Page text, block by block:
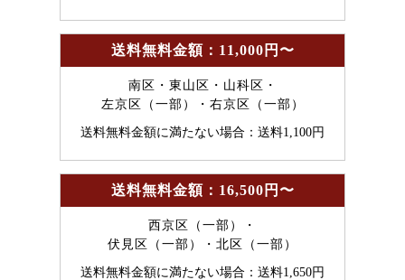
送料無料金額：11,000円〜
南区・東山区・山科区・
左京区（一部）・右京区（一部）
送料無料金額に満たない場合：送料1,100円
送料無料金額：16,500円〜
西京区（一部）・
伏見区（一部）・北区（一部）
送料無料金額に満たない場合：送料1,650円